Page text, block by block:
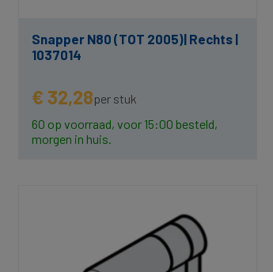
Snapper N80 (TOT 2005)| Rechts |
1037014
€ 32,28per stuk
60 op voorraad, voor 15:00 besteld,
morgen in huis.